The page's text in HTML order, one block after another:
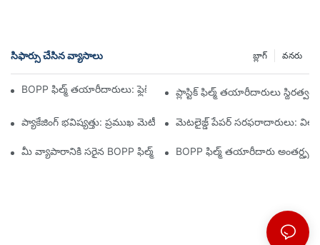
సిఫార్సు చేసిన వ్యాసాలు వనరు
బ్లాగ్
BOPP ఫిల్మ్ తయారీదారులు: ఫ్లెక్సిబుల్ ప్యాకేజింగ్ యొక్క వెన్నెముక
ప్లాస్టిక్ ఫిల్మ్ తయారీదారులు
ప్యాకేజింగ్ భవిష్యత్తు: ప్రముఖ మెటీరియల్ తయారీదారుల నుండి
మెటలైజ్డ్ పేపర్ సరఫరాదారులు:
మీ వ్యాపారానికి సరైన BOPP ఫిల్మ్ సరఫరాదారుని ఎంచుకోవడం ఎందుకు
BOPP ఫిల్మ్ తయారీదారు